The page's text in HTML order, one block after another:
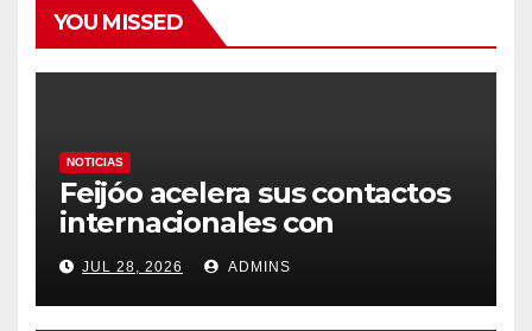
YOU MISSED
NOTICIAS
Feijóo acelera sus contactos
internacionales con
Latinoamérica como socio
prioritario en su agenda de
gobierno
JUL 28, 2026 ADMINS